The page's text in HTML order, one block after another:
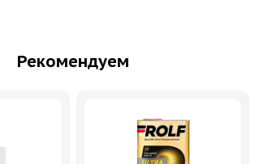
Рекомендуем